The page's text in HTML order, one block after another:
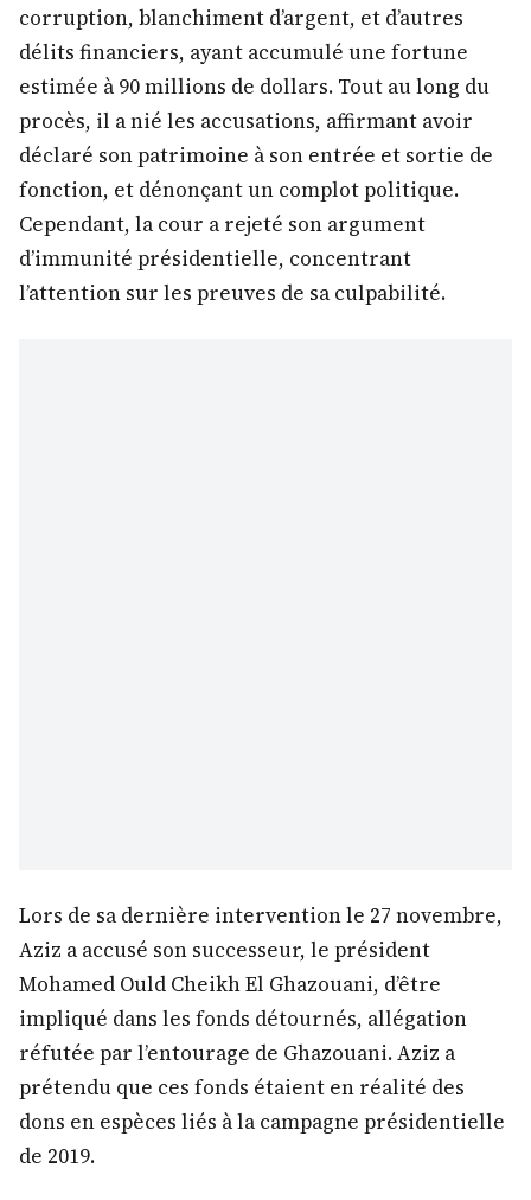
corruption, blanchiment d’argent, et d’autres
délits financiers, ayant accumulé une fortune
estimée à 90 millions de dollars. Tout au long du
procès, il a nié les accusations, affirmant avoir
déclaré son patrimoine à son entrée et sortie de
fonction, et dénonçant un complot politique.
Cependant, la cour a rejeté son argument
d’immunité présidentielle, concentrant
l’attention sur les preuves de sa culpabilité.
Lors de sa dernière intervention le 27 novembre,
Aziz a accusé son successeur, le président
Mohamed Ould Cheikh El Ghazouani, d’être
impliqué dans les fonds détournés, allégation
réfutée par l’entourage de Ghazouani. Aziz a
prétendu que ces fonds étaient en réalité des
dons en espèces liés à la campagne présidentielle
de 2019.